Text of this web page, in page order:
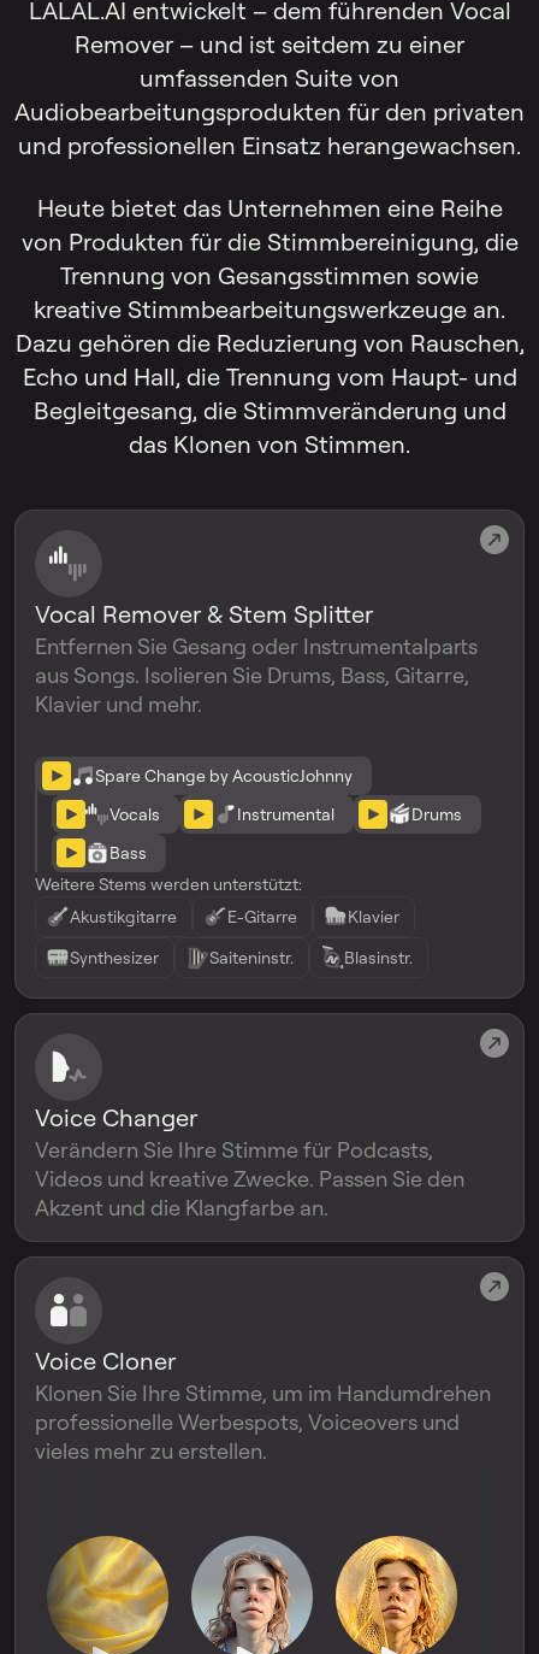
LALAL.AI entwickelt – dem führenden Vocal
Remover – und ist seitdem zu einer
umfassenden Suite von
Audiobearbeitungsprodukten für den privaten
und professionellen Einsatz herangewachsen.
Heute bietet das Unternehmen eine Reihe
von Produkten für die Stimmbereinigung, die
Trennung von Gesangsstimmen sowie
kreative Stimmbearbeitungswerkzeuge an.
Dazu gehören die Reduzierung von Rauschen,
Echo und Hall, die Trennung vom Haupt- und
Begleitgesang, die Stimmveränderung und
das Klonen von Stimmen.
Vocal Remover & Stem Splitter
Entfernen Sie Gesang oder Instrumentalparts
aus Songs. Isolieren Sie Drums, Bass, Gitarre,
Klavier und mehr.
Spare Change by AcousticJohnny
Vocals
Instrumental
Drums
Bass
Weitere Stems werden unterstützt:
Akustikgitarre
E-Gitarre
Klavier
Synthesizer
Saiteninstr. Blasinstr.
Voice Changer
Verändern Sie Ihre Stimme für Podcasts,
Videos und kreative Zwecke. Passen Sie den
Akzent und die Klangfarbe an.
Voice Cloner
Klonen Sie Ihre Stimme, um im Handumdrehen
professionelle Werbespots, Voiceovers und
vieles mehr zu erstellen.